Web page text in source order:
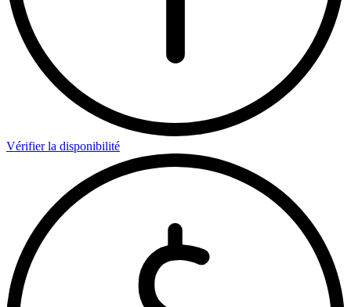
Vérifier la disponibilité